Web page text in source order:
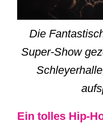
Die
Super-Show
Ein tolles Hip-